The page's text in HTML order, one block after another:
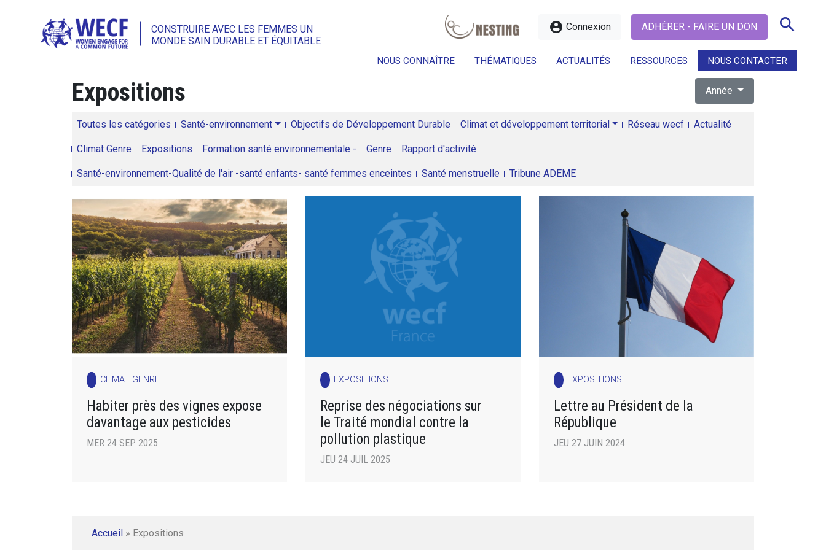
CONSTRUIRE AVEC LES FEMMES UN
MONDE SAIN DURABLE ET ÉQUITABLE
account_circle Connexion ADHÉRER - FAIRE UN DON search
NOUS CONNAÎTRE THÉMATIQUES ACTUALITÉS RESSOURCES NOUS CONTACTER
search
Expositions Année
Toutes les catégories Santé-environnement Objectifs de Développement Durable Climat et développement territorial Réseau wecf Actualité
Climat Genre Expositions Formation santé environnementale - Genre Rapport d'activité
Santé-environnement-Qualité de l'air -santé enfants- santé femmes enceintes Santé menstruelle Tribune ADEME
CLIMAT GENRE
Habiter près des vignes expose
davantage aux pesticides
MER 24 SEP 2025
EXPOSITIONS
Reprise des négociations sur
le Traité mondial contre la
pollution plastique
JEU 24 JUIL 2025
EXPOSITIONS
Lettre au Président de la
République
JEU 27 JUIN 2024
Accueil » Expositions